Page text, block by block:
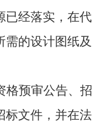
已经落实，在代
需的设计图纸及
格预审公告、招
标文件，并在法